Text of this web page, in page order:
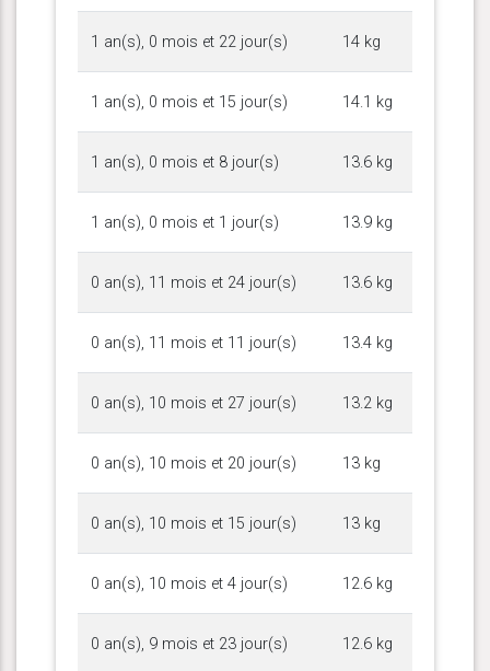
1 an(s), 0 mois et 22 jour(s) 14 kg
1 an(s), 0 mois et 15 jour(s) 14.1 kg
1 an(s), 0 mois et 8 jour(s) 13.6 kg
1 an(s), 0 mois et 1 jour(s) 13.9 kg
0 an(s), 11 mois et 24 jour(s) 13.6 kg
0 an(s), 11 mois et 11 jour(s) 13.4 kg
0 an(s), 10 mois et 27 jour(s) 13.2 kg
0 an(s), 10 mois et 20 jour(s) 13 kg
0 an(s), 10 mois et 15 jour(s) 13 kg
0 an(s), 10 mois et 4 jour(s) 12.6 kg
0 an(s), 9 mois et 23 jour(s) 12.6 kg